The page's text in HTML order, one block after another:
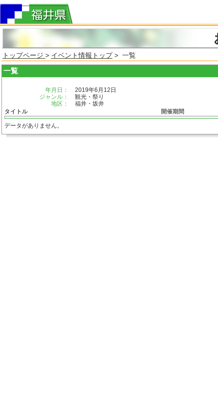
トップページ > イベント情報トップ> 一覧
一覧
年月日：
2019年6月12日
ジャンル：
観光・祭り
地区：
福井・坂井
タイトル
開催期間
データがありません。